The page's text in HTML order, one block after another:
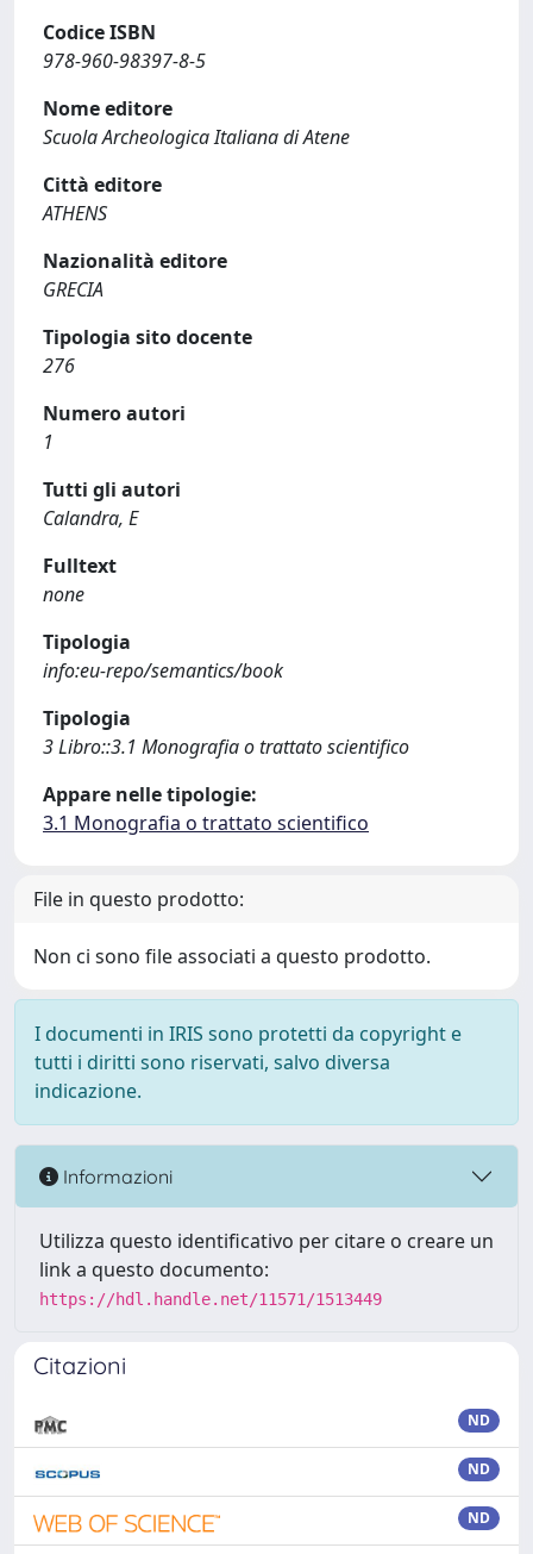
Codice ISBN
978-960-98397-8-5
Nome editore
Scuola Archeologica Italiana di Atene
Città editore
ATHENS
Nazionalità editore
GRECIA
Tipologia sito docente
276
Numero autori
1
Tutti gli autori
Calandra, E
Fulltext
none
Tipologia
info:eu-repo/semantics/book
Tipologia
3 Libro::3.1 Monografia o trattato scientifico
Appare nelle tipologie:
3.1 Monografia o trattato scientifico
File in questo prodotto:
Non ci sono file associati a questo prodotto.
I documenti in IRIS sono protetti da copyright e
tutti i diritti sono riservati, salvo diversa
indicazione.
Informazioni
Utilizza questo identificativo per citare o creare un
link a questo documento:
https://hdl.handle.net/11571/1513449
Citazioni
ND
ND
ND